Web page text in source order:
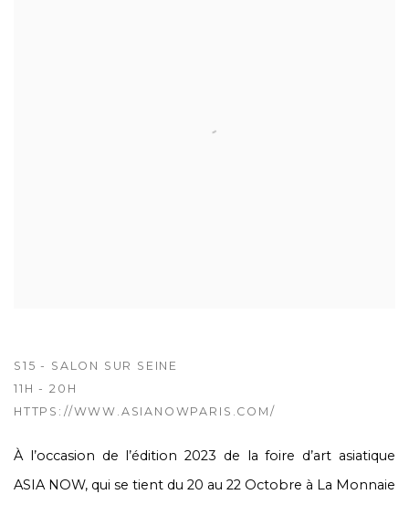
S15 - SALON SUR SEINE
11H - 20H
HTTPS://WWW.ASIANOWPARIS.COM/
À l’occasion de l’édition 2023 de la foire d’art asiatique
ASIA NOW, qui se tient du 20 au 22 Octobre à La Monnaie